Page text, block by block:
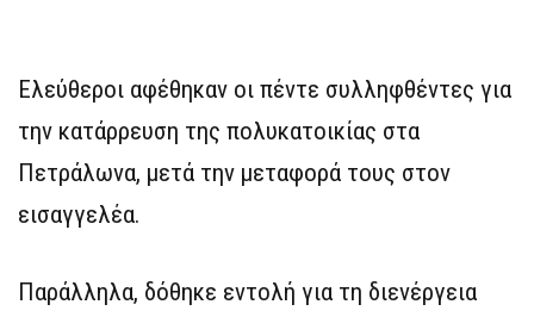
Ελεύθεροι αφέθηκαν οι πέντε συλληφθέντες για
την κατάρρευση της πολυκατοικίας στα
Πετράλωνα, μετά την μεταφορά τους στον
εισαγγελέα.
Παράλληλα, δόθηκε εντολή για τη διενέργεια